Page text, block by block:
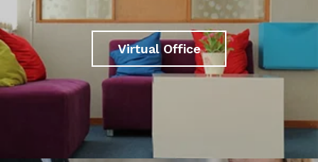
Virtual Office